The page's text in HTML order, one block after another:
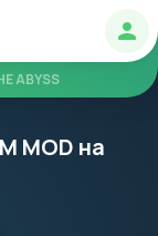
ABYSS
MOD на